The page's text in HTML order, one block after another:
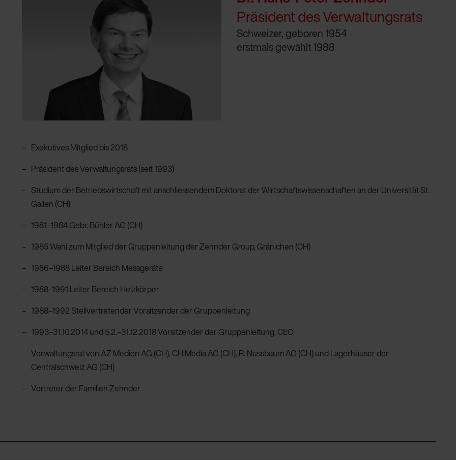
Präsident des Verwaltungsrats
Schweizer, geboren 1954
erstmals gewählt 1988
Exekutives Mitglied bis 2018
Präsident des Verwaltungsrats (seit 1993)
Studium der Betriebswirtschaft mit anschlies­sendem Doktorat der Wirtschaftswissenschaf­ten an der Universität St.
Gallen (CH)
1981–1984 Gebr. Bühler AG (CH)
1985 Wahl zum Mitglied der Gruppenleitung der Zehnder Group, Gränichen (CH)
1986–1988 Leiter Bereich Messgeräte
1988–1991 Leiter Bereich Heizkörper
1988–1992 Stellvertretender Vorsitzender der Gruppenleitung
1993–31.10.2014 und 5.2.–31.12.2018 Vorsitzender der Gruppenleitung, CEO
Verwaltungsrat von AZ Medien AG (CH), CH Media AG (CH), R. Nussbaum AG (CH) und Lagerhäuser der
Centralschweiz AG (CH)
Vertreter der Familien Zehnder